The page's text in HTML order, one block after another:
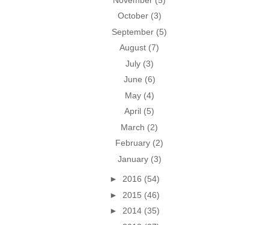
October (3)
September (5)
August (7)
July (3)
June (6)
May (4)
April (5)
March (2)
February (2)
January (3)
► 2016 (54)
► 2015 (46)
► 2014 (35)